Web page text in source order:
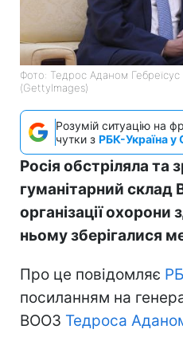
Фото: Тедрос Аданом
(GettyImages)
Розумій ситуацію на
чутки з РБК-Україна у
Росія обстріляла та
гуманітарний склад
організації охорони
ньому зберігалися
Про це повідомляє
посиланням на
ВООЗ Тедроса